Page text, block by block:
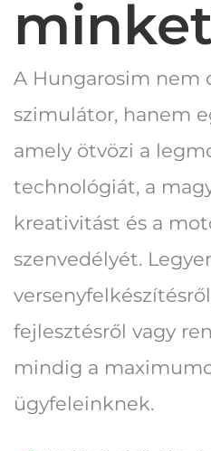
A Hungarosim nem
szimulátor, hanem
amely ötvözi a
technológiát, a
kreativitást és a
szenvedélyét.
fejlesztésről vagy
mindig a
ügyfeleinknek.